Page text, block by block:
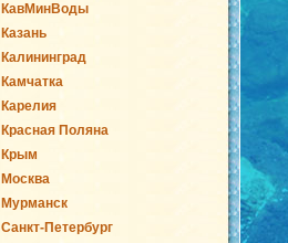
КавМинВоды
Казань
Калининград
Камчатка
Карелия
Красная Поляна
Крым
Москва
Мурманск
Санкт-Петербург